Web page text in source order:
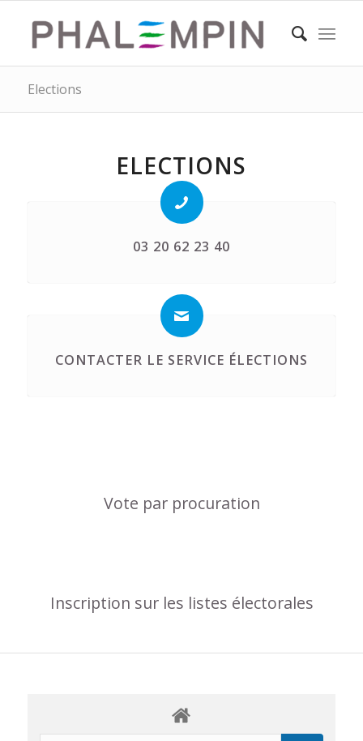
Elections
ELECTIONS
03 20 62 23 40
CONTACTER LE SERVICE ÉLECTIONS
Vote par procuration
Inscription sur les listes électorales